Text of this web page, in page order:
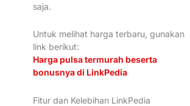
saja.
Untuk melihat harga terbaru, gunakan
link berikut:
Harga pulsa termurah beserta
bonusnya di LinkPedia
Fitur dan Kelebihan LinkPedia